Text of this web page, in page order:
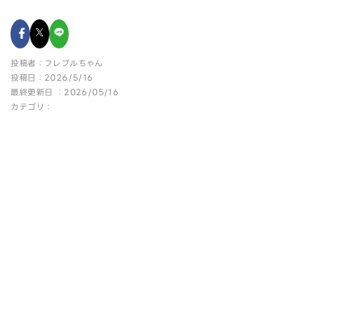
投稿者：フレブルちゃん
投稿日：2026/5/16
最終更新日 ：2026/05/16
カテゴリ：